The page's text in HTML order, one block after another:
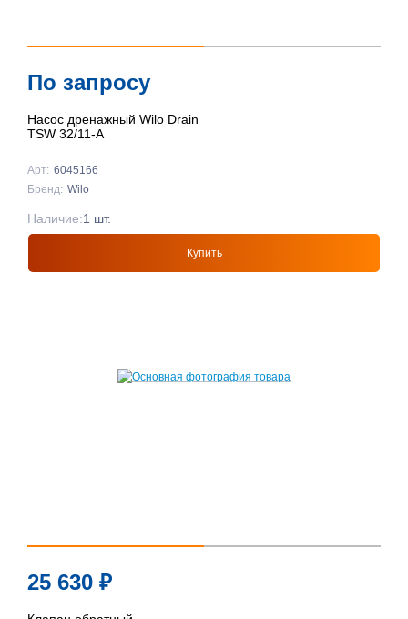
По запросу
Насос дренажный Wilo Drain
TSW 32/11-A
Арт: 6045166
Бренд: Wilo
Купить
Наличие:1 шт.
25 630 ₽